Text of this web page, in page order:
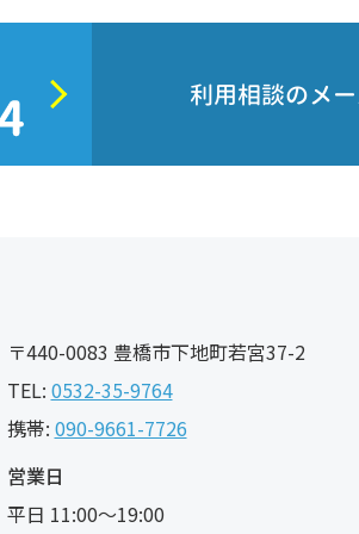
利用相談のメ
〒440-0083 豊橋市下地町若宮37-2
TEL: 0532-35-9764
携帯: 090-9661-7726
営業日
平日 11:00〜19:00